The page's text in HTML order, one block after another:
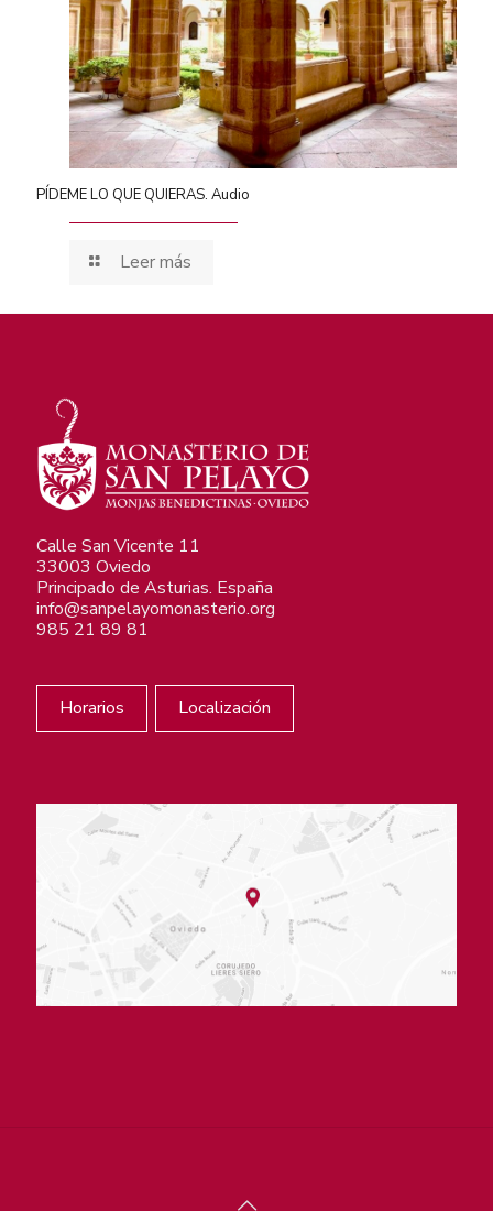
PÍDEME LO QUE QUIERAS. Audio
Leer más
Calle San Vicente 11
33003 Oviedo
Principado de Asturias. España
info@sanpelayomonasterio.org
985 21 89 81
Horarios Localización